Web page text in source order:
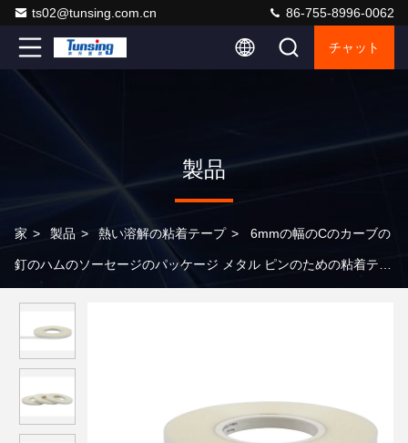
ts02@tunsing.com.cn 86-755-8996-0062
チャット
製品
家 > 製品 > 熱い溶解の粘着テープ > 6mmの幅のCのカーブの
釘のハムのソーセージのパッケージ メタル ピンのための粘着テー